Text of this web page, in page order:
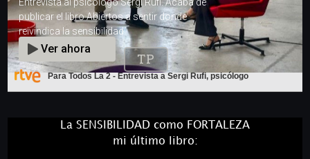
Para Todos La 2 - Entrevista a Sergi Rufi, psicólogo
La SENSIBILIDAD como FORTALEZA
mi último libro: